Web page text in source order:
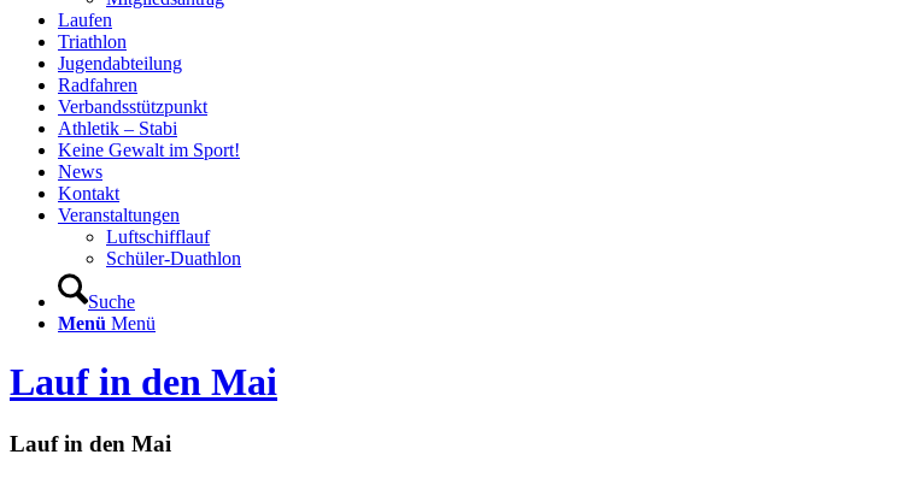
Laufen
Triathlon
Jugendabteilung
Radfahren
Verbandsstützpunkt
Athletik – Stabi
Keine Gewalt im Sport!
News
Kontakt
Veranstaltungen
Luftschifflauf
Schüler-Duathlon
Suche
Menü Menü
Lauf in den Mai
Lauf in den Mai